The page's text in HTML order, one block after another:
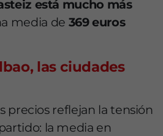
está mucho más
media de 369 euros
las ciudades
precios reflejan la tensión
la media en